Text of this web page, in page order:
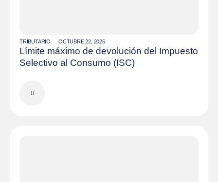
TRIBUTARIO OCTUBRE 22, 2025
Límite máximo de devolución del Impuesto
Selectivo al Consumo (ISC)